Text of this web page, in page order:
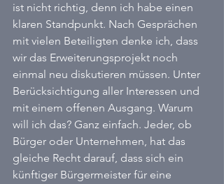
ist nicht richtig, denn ich habe einen
klaren Standpunkt. Nach Gesprächen
mit vielen Beteiligten denke ich, dass
wir das Erweiterungsprojekt noch
einmal neu diskutieren müssen. Unter
Berücksichtigung aller Interessen und
mit einem offenen Ausgang. Warum
will ich das? Ganz einfach. Jeder, ob
Bürger oder Unternehmen, hat das
gleiche Recht darauf, dass sich ein
künftiger Bürgermeister für eine